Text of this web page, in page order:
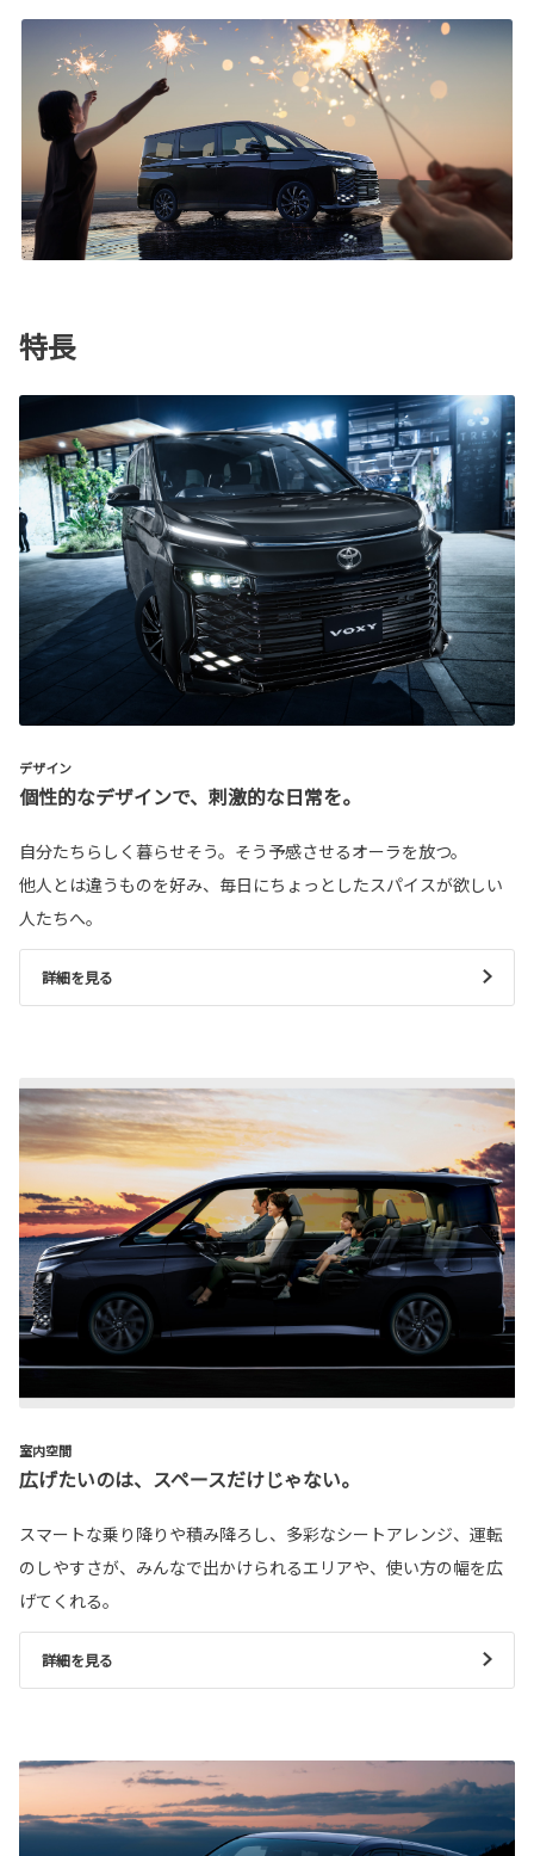
特長
デザイン
個性的なデザインで、刺激的な日常を。
自分たちらしく暮らせそう。そう予感させるオーラを放つ。
他人とは違うものを好み、毎日にちょっとしたスパイスが欲しい
人たちへ。
詳細を見る
室内空間
広げたいのは、スペースだけじゃない。
スマートな乗り降りや積み降ろし、多彩なシートアレンジ、運転
のしやすさが、みんなで出かけられるエリアや、使い方の幅を広
げてくれる。
詳細を見る